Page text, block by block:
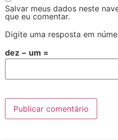
Salvar meus dados neste
que eu comentar.
Digite uma resposta em
dez − um =